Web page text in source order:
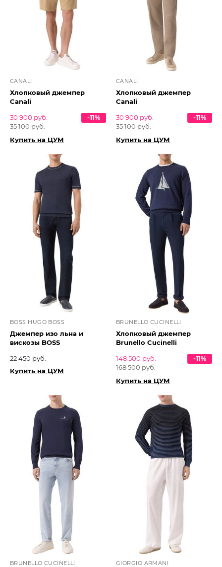
CANALI
Хлопковый джемпер
Canali
30 900 руб.
35 100 руб.
-11%
Купить на ЦУМ
CANALI
Хлопковый джемпер
Canali
30 900 руб.
35 100 руб.
-11%
Купить на ЦУМ
BOSS HUGO BOSS
Джемпер изо льна и
вискозы BOSS
22 450 руб.
Купить на ЦУМ
BRUNELLO CUCINELLI
Хлопковый джемпер
Brunello Cucinelli
148 500 руб.
168 500 руб.
-11%
Купить на ЦУМ
BRUNELLO CUCINELLI GIORGIO ARMANI